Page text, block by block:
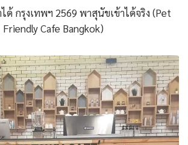
ด้ กรุงเทพฯ 2569 พาสุนัขเข้าได้จริง (Pet
Friendly Cafe Bangkok)